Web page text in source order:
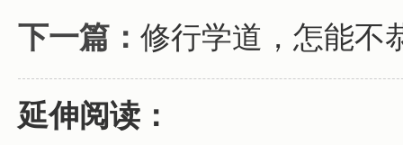
下一篇： 修行学道，怎能不
延伸阅读：